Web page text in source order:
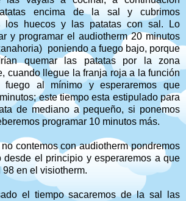
encima de la sal y cubrimos
los huecos y las patatas con sal. Lo
y programar el audiotherm 20 minutos
poniendo a fuego bajo, porque
quemar las patatas por la zona
cuando llegue la franja roja a la función
al mínimo y esperaremos que
este tiempo esta estipulado para
de mediano a pequeño, si ponemos
programar 10 minutos más.
contemos con audiotherm pondremos
desde el principio y esperaremos a que
en el visiotherm.
el tiempo sacaremos de la sal las